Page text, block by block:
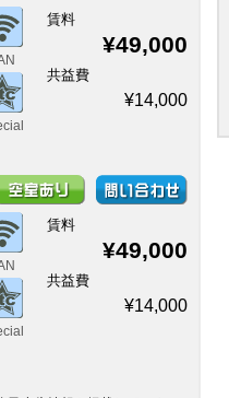
賃料
¥49,000
共益費
¥14,000
賃料
¥49,000
共益費
¥14,000